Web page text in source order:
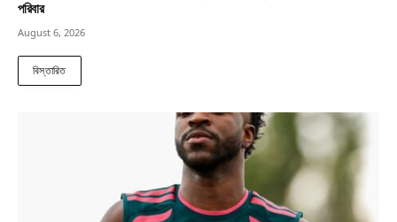
পরিবার
August 6, 2026
বিস্তারিত